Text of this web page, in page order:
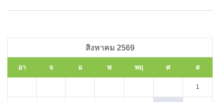
สิงหาคม 2569
อา จ อ พ พฤ ศ ส
1